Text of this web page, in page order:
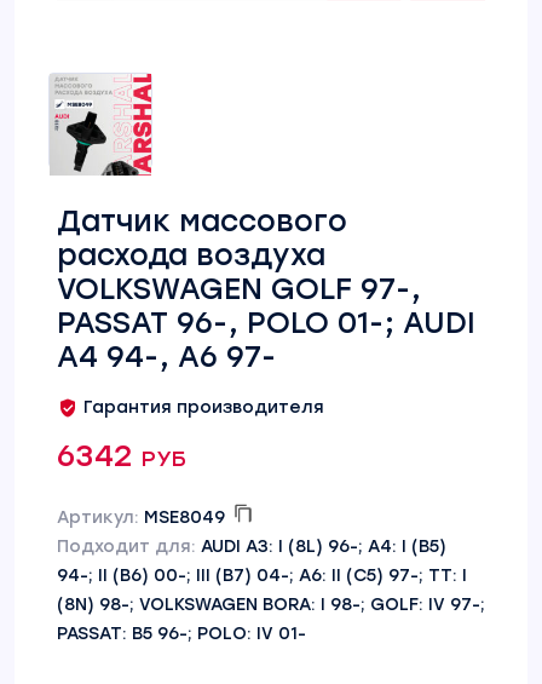
Датчик массового
расхода воздуха
VOLKSWAGEN GOLF 97-,
PASSAT 96-, POLO 01-; AUDI
A4 94-, A6 97-
Гарантия производителя
6342 руб
Артикул: MSE8049
Подходит для: AUDI A3: I (8L) 96-; A4: I (B5)
94-; II (B6) 00-; III (B7) 04-; A6: II (C5) 97-; TT: I
(8N) 98-; VOLKSWAGEN BORA: I 98-; GOLF: IV 97-;
PASSAT: B5 96-; POLO: IV 01-